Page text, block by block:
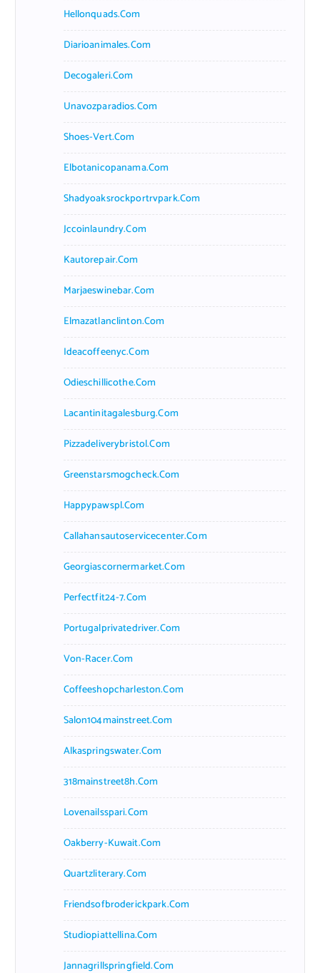
Hellonquads.com
Diarioanimales.com
Decogaleri.com
Unavozparadios.com
Shoes-Vert.com
Elbotanicopanama.com
Shadyoaksrockportrvpark.com
Jccoinlaundry.com
Kautorepair.com
Marjaeswinebar.com
Elmazatlanclinton.com
Ideacoffeenyc.com
Odieschillicothe.com
Lacantinitagalesburg.com
Pizzadeliverybristol.com
Greenstarsmogcheck.com
Happypawspl.com
Callahansautoservicecenter.com
Georgiascornermarket.com
Perfectfit24-7.com
Portugalprivatedriver.com
Von-Racer.com
Coffeeshopcharleston.com
Salon104mainstreet.com
Alkaspringswater.com
318mainstreet8h.com
Lovenailsspari.com
Oakberry-Kuwait.com
Quartzliterary.com
Friendsofbroderickpark.com
Studiopiattellina.com
Jannagrillspringfield.com